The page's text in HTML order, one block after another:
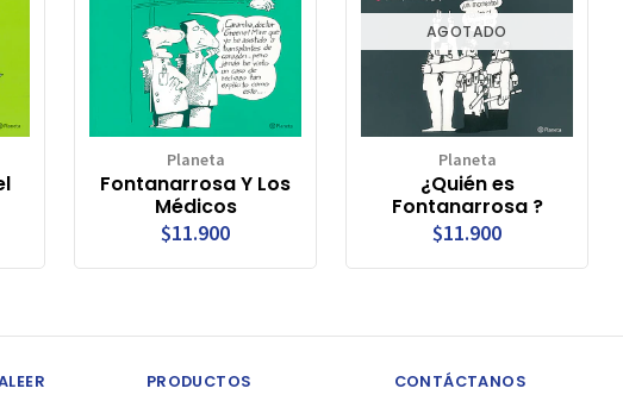
Planeta
Fontanarrosa Y Los
Médicos
$11.900
AGOTADO
Planeta
¿Quién es
Fontanarrosa ?
$11.900
PRODUCTOS CONTÁCTANOS